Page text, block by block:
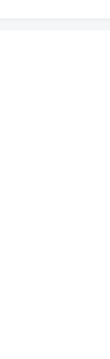
mesiacov. Pre
Stačí
vozidla. Vy tak
odchádzate rovno
na telefónnom čísle
05-21